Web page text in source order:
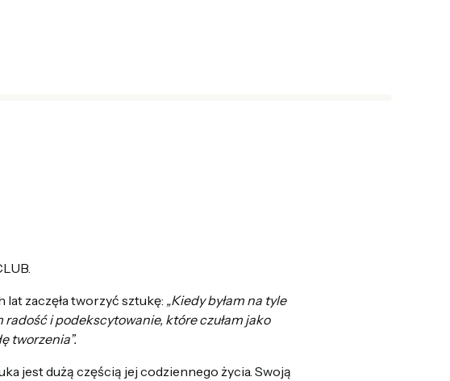
zaczęła tworzyć sztukę: „Kiedy byłam na tyle
radość i podekscytowanie, które czułam jako
tworzenia”.
jest dużą częścią jej codziennego życia. Swoją